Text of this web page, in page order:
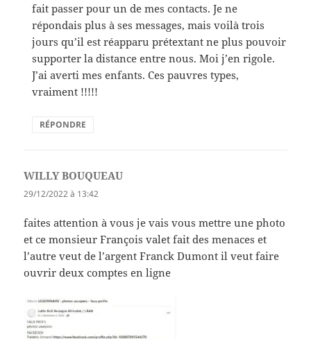
fait passer pour un de mes contacts. Je ne
répondais plus à ses messages, mais voilà trois
jours qu’il est réapparu prétextant ne plus pouvoir
supporter la distance entre nous. Moi j’en rigole.
J’ai averti mes enfants. Ces pauvres types,
vraiment !!!!!
RÉPONDRE
WILLY BOUQUEAU
29/12/2022 à 13:42
faites attention à vous je vais vous mettre une photo
et ce monsieur François valet fait des menaces et
l’autre veut de l’argent Franck Dumont il veut faire
ouvrir deux comptes en ligne